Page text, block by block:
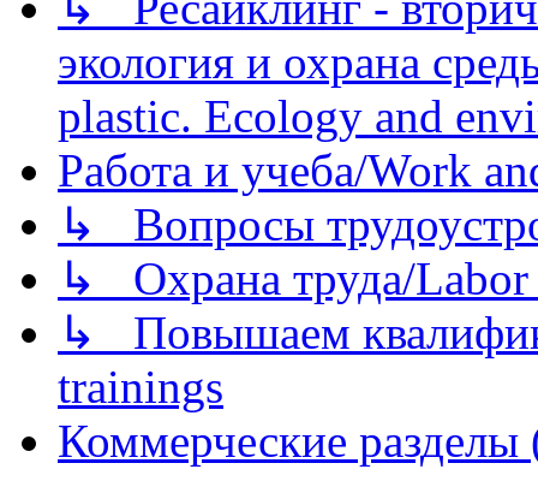
экология и охрана
plastic. Ecology and
Работа и учеба/Work
↳ Вопросы
↳ Охрана труда/Labor
↳ Повышаем
trainings
Коммерческие